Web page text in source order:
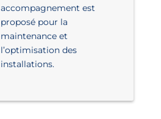
accompagnement est
proposé pour la
maintenance et
l’optimisation des
installations.